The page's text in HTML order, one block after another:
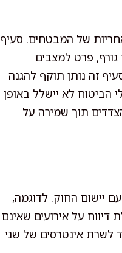
של המבטחים. סעיף
פרט למצבים
זה נותן תוקף להגנה
הביטוח לא יישלל באופן
תוך שמירה על
יישום החוק. לדוגמה,
דיווח על אירועים שאינם
לשרת אינטרסים של שני